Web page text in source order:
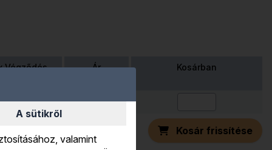
Végződés Ár Kosárban
760 Ft
Kosár frissítése
A sütikről
valamint